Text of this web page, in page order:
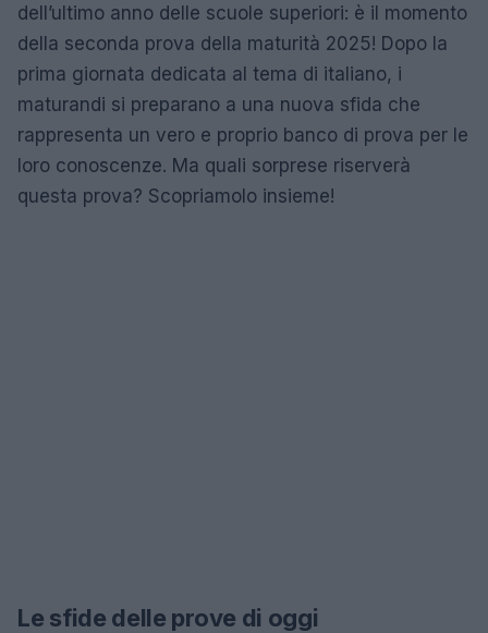
dell’ultimo anno delle scuole superiori: è il momento
della seconda prova della maturità 2025! Dopo la
prima giornata dedicata al tema di italiano, i
maturandi si preparano a una nuova sfida che
rappresenta un vero e proprio banco di prova per le
loro conoscenze. Ma quali sorprese riserverà
questa prova? Scopriamolo insieme!
Le sfide delle prove di oggi